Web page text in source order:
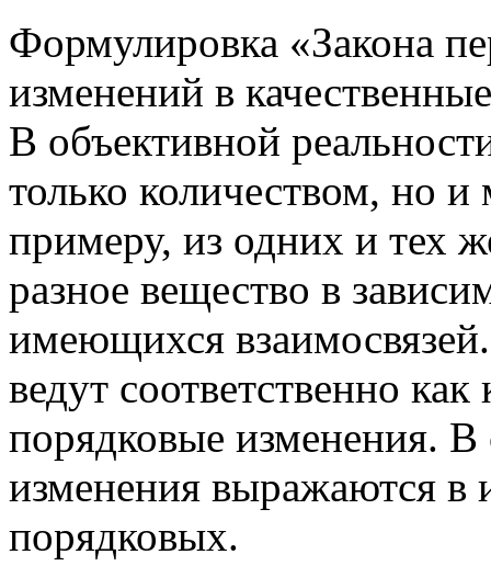
Формулировка «Закона
изменений в
В объективной
только количеством, но
примеру, из одних и тех
разное вещество в
имеющихся
ведут соответственно
порядковые изменения. В
изменения выражаются в
порядковых.